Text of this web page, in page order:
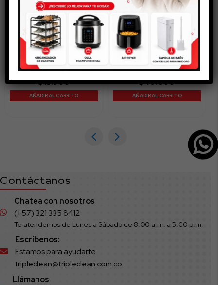
Escoba Antipolvo 25 cm
$15.900
AÑADIR AL CARRITO
Trapero de Algodón
$40.000
AÑADIR AL CARRITO
Contáctanos
Chatea con nosotros
(+57) 321 335 8412
Te atendemos de Lunes a Sábado de 8:00 a.m. a 5:00 p.m.
Escríbenos:
Estamos para ayudarte
tripleclean@tripleclean.com.co
Llámanos